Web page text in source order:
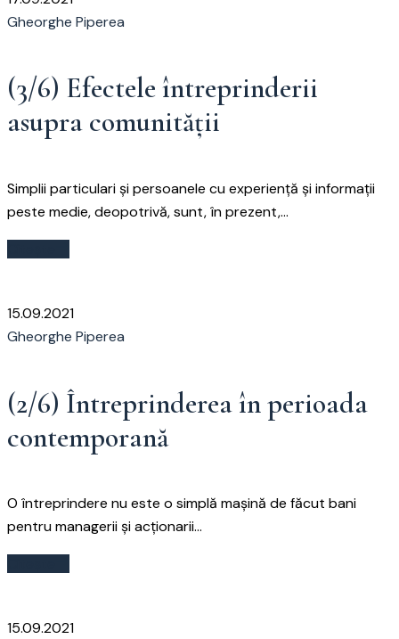
Gheorghe Piperea
(3/6) Efectele întreprinderii
asupra comunității
Simplii particulari și persoanele cu experiență și informații
peste medie, deopotrivă, sunt, în prezent,...
15.09.2021
Gheorghe Piperea
(2/6) Întreprinderea în perioada
contemporană
O întreprindere nu este o simplă mașină de făcut bani
pentru managerii și acționarii...
15.09.2021